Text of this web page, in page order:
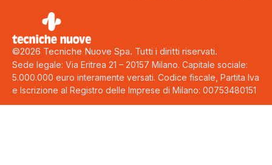
©2026 Tecniche Nuove Spa. Tutti i diritti riservati.
Sede legale: Via Eritrea 21 – 20157 Milano. Capitale sociale:
5.000.000 euro interamente versati. Codice fiscale, Partita Iva
e Iscrizione al Registro delle Imprese di Milano: 00753480151